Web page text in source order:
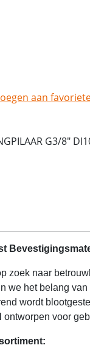
aan
G3/8"
zoek naar
we het belang
wordt
ontworpen voor